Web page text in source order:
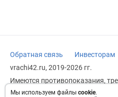
Мы используем файлы cookie.
Обратная связь Инвесторам
vrachi42.ru, 2019-2026 гг.
Имеются противопоказания,
заменяет прием врача.